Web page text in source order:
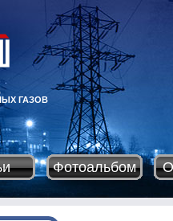
ГАЗОВ
Фотоальбом